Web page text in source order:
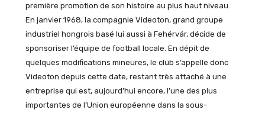
première promotion de son histoire au plus haut niveau.
En janvier 1968, la compagnie Videoton, grand groupe
industriel hongrois basé lui aussi à Fehérvár, décide de
sponsoriser l’équipe de football locale. En dépit de
quelques modifications mineures, le club s’appelle donc
Videoton depuis cette date, restant très attaché à une
entreprise qui est, aujourd’hui encore, l’une des plus
importantes de l’Union européenne dans la sous-